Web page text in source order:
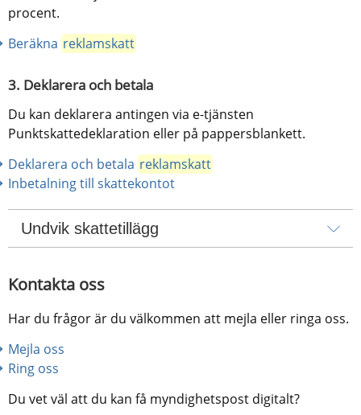
procent.
Beräkna reklamskatt
3. Deklarera och betala
Du kan deklarera antingen via e-tjänsten
Punktskattedeklaration eller på pappersblankett.
Deklarera och betala reklamskatt
Inbetalning till skattekontot
Undvik skattetillägg
Kontakta oss
Har du frågor är du välkommen att mejla eller ringa oss.
Mejla oss
Ring oss
Du vet väl att du kan få myndighetspost digitalt?